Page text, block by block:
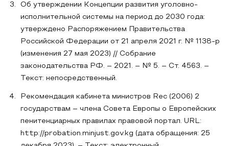
Об утверждении Концепции развития уголовно-
исполнительной системы на период до 2030 года:
утверждено Распоряжением Правительства
Российской Федерации от 21 апреля 2021 г. № 1138-р
(изменения 27 мая 2023) // Собрание
законодательства РФ. – 2021. – № 5. – Ст. 4563. –
Текст: непосредственный.
Рекомендация кабинета министров Rec (2006) 2
государствам – члена Совета Европы о Европейских
пенитенциарных правилах правовой портал. URL:
http://probation.minjust.gov.kg (дата обращения: 25